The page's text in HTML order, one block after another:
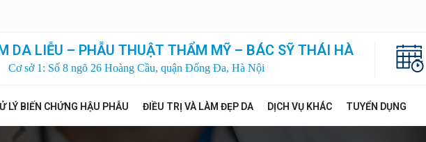
DA LIỄU – PHẪU THUẬT THẨM MỸ – BÁC SỸ THÁI HÀ
Cơ sở 1: Số 8 ngõ 26 Hoàng Cầu, quận Đống Đa, Hà Nội
LÝ BIẾN CHỨNG HẬU PHẪU ĐIỀU TRỊ VÀ LÀM ĐẸP DA DỊCH VỤ KHÁC TUYỂN DỤNG